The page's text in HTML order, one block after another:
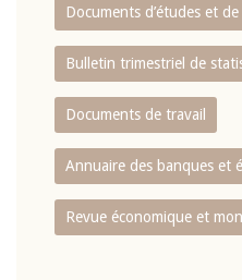
Documents d’études et
Bulletin trimestriel de
Documents de travail
Annuaire des banques et
Revue économique et